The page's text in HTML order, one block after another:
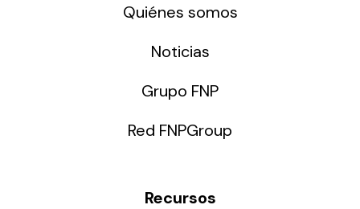
Quiénes somos
Noticias
Grupo FNP
Red FNPGroup
Recursos